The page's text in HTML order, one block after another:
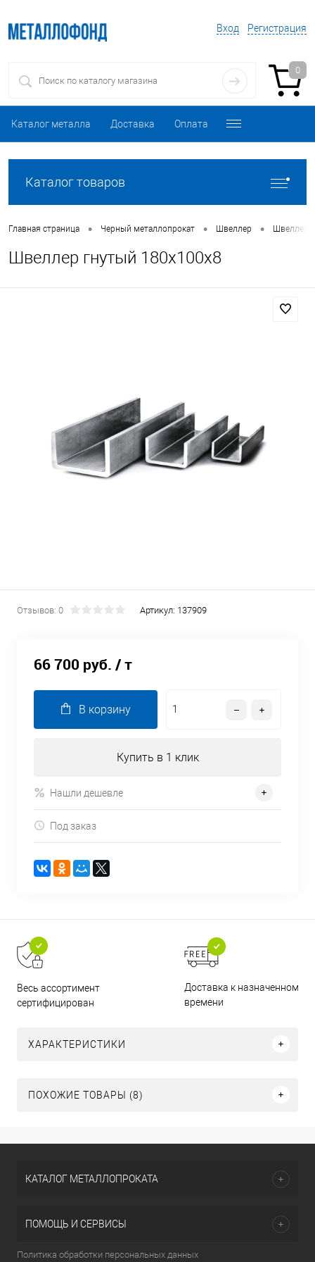
Вход Регистрация
0
Каталог металла Доставка Оплата
Каталог товаров
Главная страница • Черный металлопрокат • Швеллер • Швеллер
Швеллер гнутый 180х100х8
Отзывов: 0 Артикул: 137909
66 700 руб. / т
В корзину
Купить в 1 клик
Нашли дешевле
Под заказ
Весь ассортимент
сертифицирован
Доставка к назначенному
времени
ХАРАКТЕРИСТИКИ
ПОХОЖИЕ ТОВАРЫ (8)
КАТАЛОГ МЕТАЛЛОПРОКАТА
ПОМОЩЬ И СЕРВИСЫ
Политика обработки персональных данных